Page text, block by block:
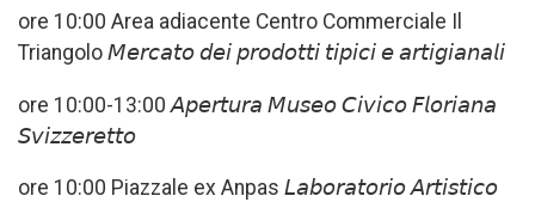
ore 10:00 Area adiacente Centro Commerciale Il
Triangolo 𝘔𝘦𝘳𝘤𝘢𝘵𝘰 𝘥𝘦𝘪 𝘱𝘳𝘰𝘥𝘰𝘵𝘵𝘪 𝘵𝘪𝘱𝘪𝘤𝘪 𝘦 𝘢𝘳𝘵𝘪𝘨𝘪𝘢𝘯𝘢𝘭𝘪
ore 10:00-13:00 𝘈𝘱𝘦𝘳𝘵𝘶𝘳𝘢 𝘔𝘶𝘴𝘦𝘰 𝘊𝘪𝘷𝘪𝘤𝘰 𝘍𝘭𝘰𝘳𝘪𝘢𝘯𝘢
𝘚𝘷𝘪𝘻𝘻𝘦𝘳𝘦𝘵𝘵𝘰
ore 10:00 Piazzale ex Anpas 𝘓𝘢𝘣𝘰𝘳𝘢𝘵𝘰𝘳𝘪𝘰 𝘈𝘳𝘵𝘪𝘴𝘵𝘪𝘤𝘰